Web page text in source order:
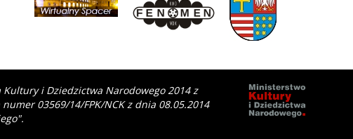
i Dziedzictwa Narodowego 2014 z
03569/14/FPK/NCK z dnia 08.05.2014